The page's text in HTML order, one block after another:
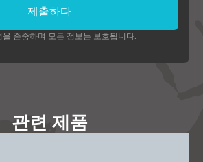
제출하다
존중하며 모든 정보는 보호됩니다.
관련 제품